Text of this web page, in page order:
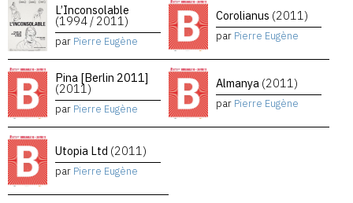
L’Inconsolable
(1994 / 2011)
par Pierre Eugène
Corolianus (2011)
par Pierre Eugène
Pina [Berlin 2011]
(2011)
par Pierre Eugène
Almanya (2011)
par Pierre Eugène
Utopia Ltd (2011)
par Pierre Eugène